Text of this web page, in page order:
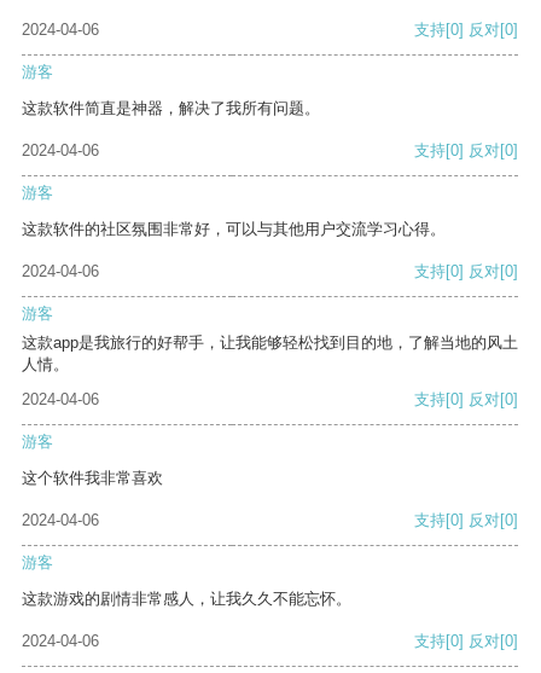
2024-04-06 支持[0] 反对[0]
游客
这款软件简直是神器，解决了我所有问题。
2024-04-06 支持[0] 反对[0]
游客
这款软件的社区氛围非常好，可以与其他用户交流学习心得。
2024-04-06 支持[0] 反对[0]
游客
这款app是我旅行的好帮手，让我能够轻松找到目的地，了解当地的风土
人情。
2024-04-06
支持[0] 反对[0]
游客
这个软件我非常喜欢
2024-04-06 支持[0] 反对[0]
游客
这款游戏的剧情非常感人，让我久久不能忘怀。
2024-04-06 支持[0] 反对[0]